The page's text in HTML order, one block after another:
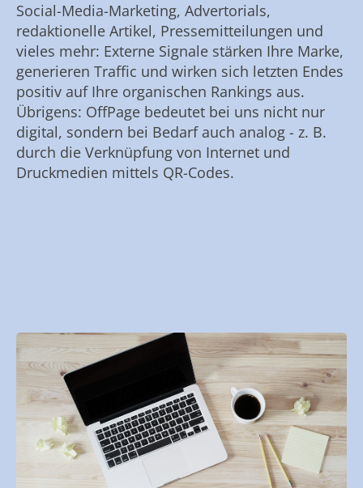
Social-Media-Marketing, Advertorials,
redaktionelle Artikel, Pressemitteilungen und
vieles mehr: Externe Signale stärken Ihre Marke,
generieren Traffic und wirken sich letzten Endes
positiv auf Ihre organischen Rankings aus.
Übrigens: OffPage bedeutet bei uns nicht nur
digital, sondern bei Bedarf auch analog - z. B.
durch die Verknüpfung von Internet und
Druckmedien mittels QR-Codes.